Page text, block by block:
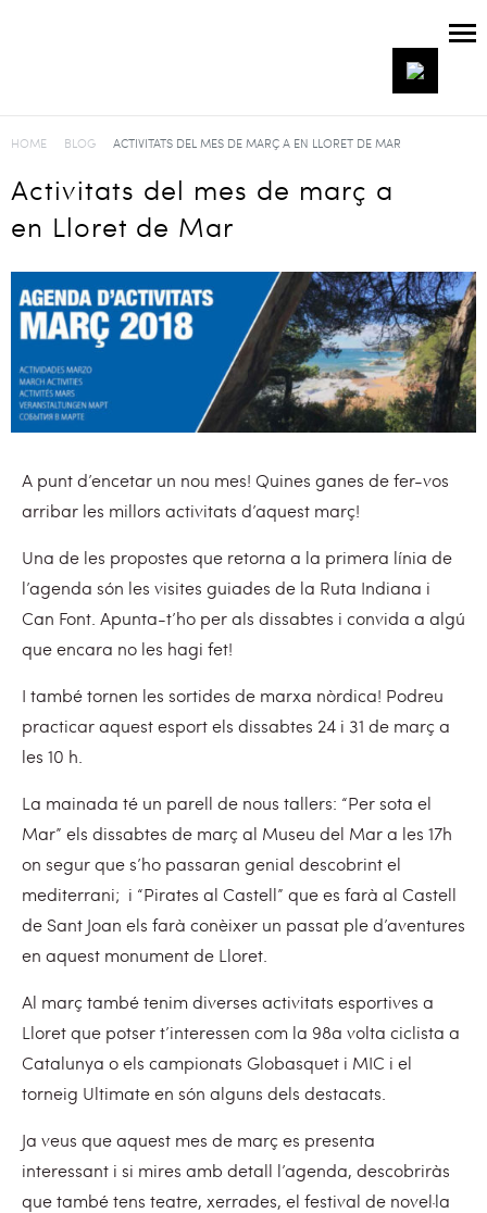
HOME BLOG ACTIVITATS DEL MES DE MARÇ A EN LLORET DE MAR
Activitats del mes de març a
en Lloret de Mar
A punt d’encetar un nou mes! Quines ganes de fer-vos
arribar les millors activitats d’aquest març!
Una de les propostes que retorna a la primera línia de
l’agenda són les visites guiades de la Ruta Indiana i
Can Font. Apunta-t’ho per als dissabtes i convida a algú
que encara no les hagi fet!
I també tornen les sortides de marxa nòrdica! Podreu
practicar aquest esport els dissabtes 24 i 31 de març a
les 10 h.
La mainada té un parell de nous tallers: “Per sota el
Mar” els dissabtes de març al Museu del Mar a les 17h
on segur que s’ho passaran genial descobrint el
mediterrani; i “Pirates al Castell” que es farà al Castell
de Sant Joan els farà conèixer un passat ple d’aventures
en aquest monument de Lloret.
Al març també tenim diverses activitats esportives a
Lloret que potser t’interessen com la 98a volta ciclista a
Catalunya o els campionats Globasquet i MIC i el
torneig Ultimate en són alguns dels destacats.
Ja veus que aquest mes de març es presenta
interessant i si mires amb detall l’agenda, descobriràs
que també tens teatre, xerrades, el festival de novel·la